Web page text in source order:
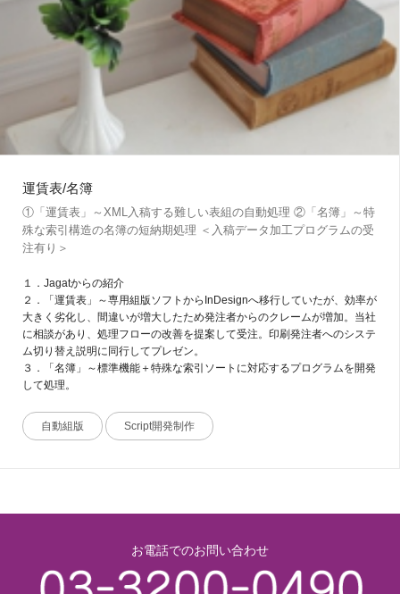
運賃表/名簿
①「運賃表」～XML入稿する難しい表組の自動処理 ②「名簿」～特
殊な索引構造の名簿の短納期処理 ＜入稿データ加工プログラムの受
注有り＞
１．Jagatからの紹介
２．「運賃表」～専用組版ソフトからInDesignへ移行していたが、効率が
大きく劣化し、間違いが増大したため発注者からのクレームが増加。当社
に相談があり、処理フローの改善を提案して受注。印刷発注者へのシステ
ム切り替え説明に同行してプレゼン。
３．「名簿」～標準機能＋特殊な索引ソートに対応するプログラムを開発
して処理。
自動組版 Script開発制作
お電話でのお問い合わせ